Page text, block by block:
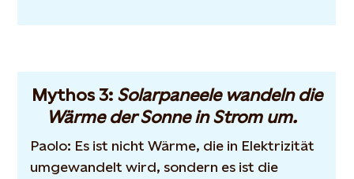
Mythos 3: Solarpaneele wandeln die
Wärme der Sonne in Strom um.
Paolo: Es ist nicht Wärme, die in Elektrizität
umgewandelt wird, sondern es ist die